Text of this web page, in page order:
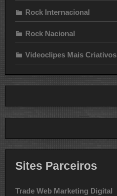
Rock Internacional
Rock Nacional
Videoclipes Mais Criativos
Sites Parceiros
Trade Web Marketing Digital